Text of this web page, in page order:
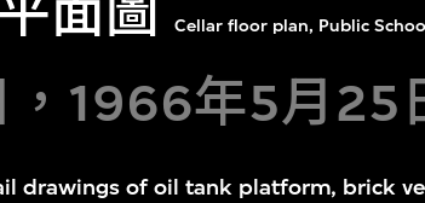
面圖
Cellar floor plan, Public
1966年5月25
drawings of oil tank platform, brick